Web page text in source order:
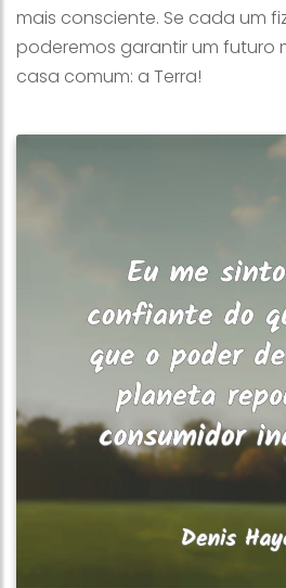
mais consciente. Se cada um
poderemos garantir um futuro
casa comum: a Terra!